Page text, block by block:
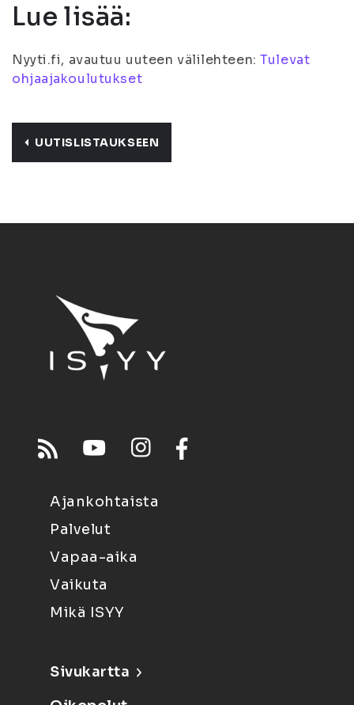
Lue lisää:
Nyyti.fi, avautuu uuteen välilehteen:Tulevat
ohjaajakoulutukset
UUTISLISTAUKSEEN
Ajankohtaista
Palvelut
Vapaa-aika
Vaikuta
Mikä ISYY
Sivukartta